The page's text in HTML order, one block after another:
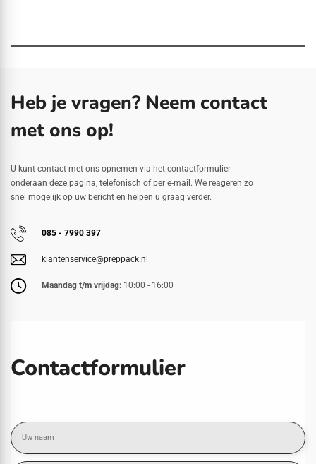
Heb je vragen? Neem contact
met ons op!
U kunt contact met ons opnemen via het contactformulier
onderaan deze pagina, telefonisch of per e-mail. We reageren zo
snel mogelijk op uw bericht en helpen u graag verder.
085 - 7990 397
klantenservice@preppack.nl
Maandag t/m vrijdag: 10:00 - 16:00
Contactformulier